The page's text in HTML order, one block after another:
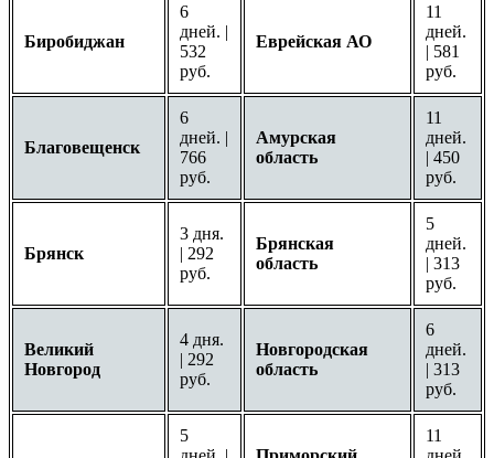
Биробиджан
6
дней. |
532
руб.
Еврейская АО
11
дней.
| 581
руб.
Благовещенск
6
дней. |
766
руб.
Амурская
область
11
дней.
| 450
руб.
Брянск
3 дня.
| 292
руб.
Брянская
область
5
дней.
| 313
руб.
Великий
Новгород
4 дня.
| 292
руб.
Новгородская
область
6
дней.
| 313
руб.
5
11